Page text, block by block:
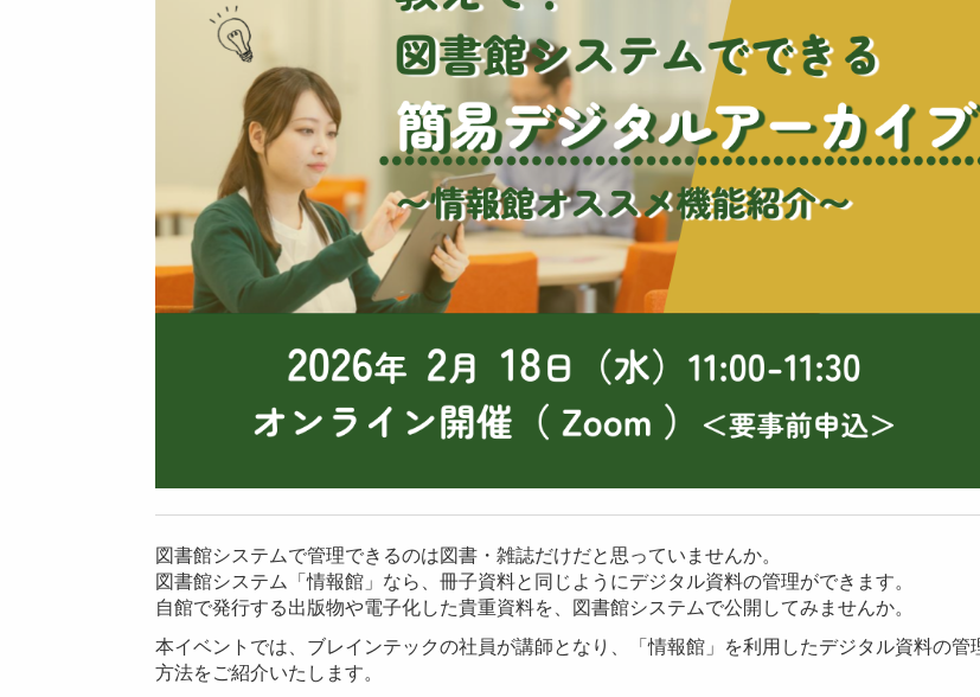
図書館システムで管理できるのは図書・雑誌だけだと思っていませんか。
図書館システム「情報館」なら、冊子資料と同じようにデジタル資料の管理ができます。
自館で発行する出版物や電子化した貴重資料を、図書館システムで公開してみませんか。
本イベントでは、ブレインテックの社員が講師となり、「情報館」を利用したデジタル資料の管
方法をご紹介いたします。